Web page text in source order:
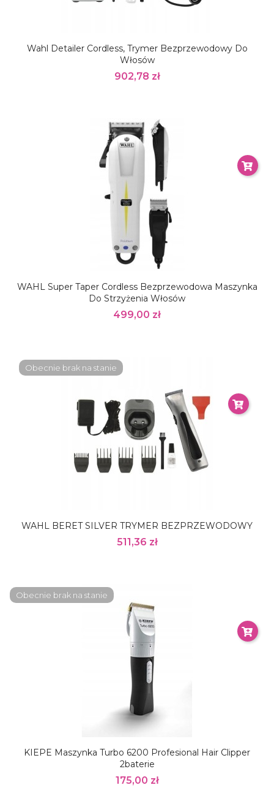
Wahl Detailer Cordless, Trymer Bezprzewodowy Do
Włosów
902,78 zł
WAHL Super Taper Cordless Bezprzewodowa Maszynka
Do Strzyżenia Włosów
499,00 zł
WAHL BERET SILVER TRYMER BEZPRZEWODOWY
511,36 zł
Obecnie brak na stanie
KIEPE Maszynka Turbo 6200 Profesional Hair Clipper
2baterie
175,00 zł
Obecnie brak na stanie